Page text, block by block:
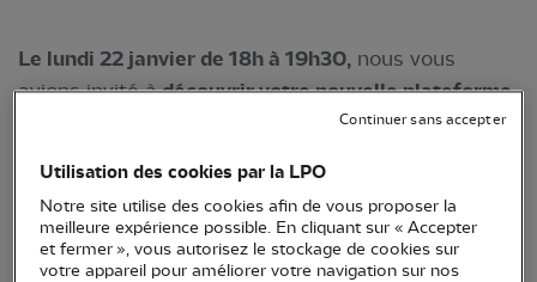
Le lundi 22 janvier de 18h à 19h30, nous vous
avions invité àdécouvrir votre nouvelle plateforme
via une conférence en
aujourd'hui sa rediffusion !
Utilisation des cookies par la LPO
Notre site utilise des cookies afin de vous proposer la
meilleure expérience possible. En cliquant sur « Accepter
et fermer », vous autorisez le stockage de cookies sur
votre appareil pour améliorer votre navigation sur nos
Continuer sans accepter